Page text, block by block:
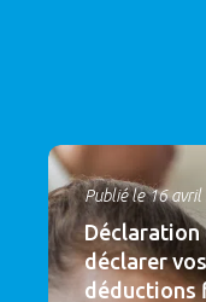
Publié le 16
Déclaration
déclarer
déductions